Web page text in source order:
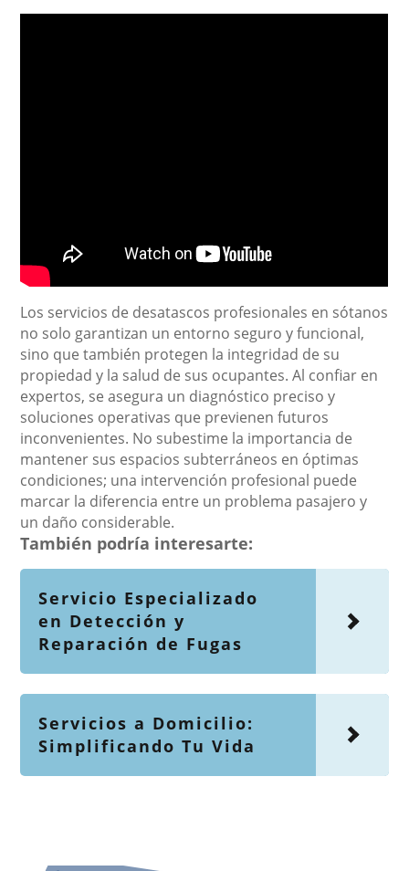
Los servicios de desatascos profesionales en sótanos
no solo garantizan un entorno seguro y funcional,
sino que también protegen la integridad de su
propiedad y la salud de sus ocupantes. Al confiar en
expertos, se asegura un diagnóstico preciso y
soluciones operativas que previenen futuros
inconvenientes. No subestime la importancia de
mantener sus espacios subterráneos en óptimas
condiciones; una intervención profesional puede
marcar la diferencia entre un problema pasajero y
un daño considerable.
También podría interesarte:
Servicio Especializado
en Detección y
Reparación de Fugas
Servicios a Domicilio:
Simplificando Tu Vida